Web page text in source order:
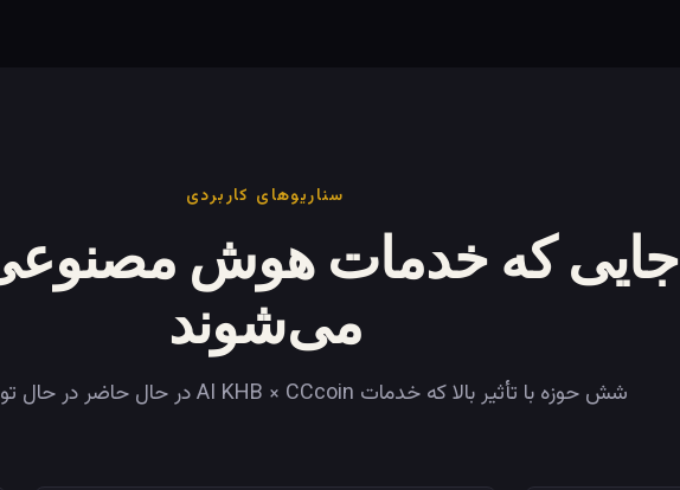
سناریوهای کاربردی
جایی که خدمات هوش مصنوعی
می‌شوند
شش حوزه با تأثیر بالا که خدمات AI KHB × CCcoin در حال حاضر در حال تولید هستند.